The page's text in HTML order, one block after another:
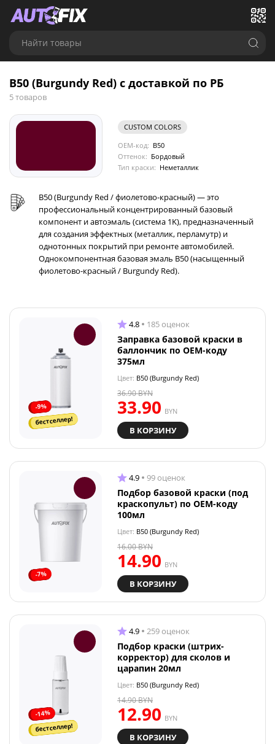
Найти товары
B50 (Burgundy Red) с доставкой по РБ
5 товаров
CUSTOM COLORS
OEM-код: B50
Оттенок: Бордовый
Тип краски: Неметаллик
B50 (Burgundy Red / фиолетово-красный) — это
профессиональный концентрированный базовый
компонент и автоэмаль (система 1K), предназначенный
для создания эффектных (металлик, перламутр) и
однотонных покрытий при ремонте автомобилей.
Однокомпонентная базовая эмаль B50 (насыщенный
фиолетово-красный / Burgundy Red).
-9%
бестселлер!
4.8 185 оценок
Заправка базовой краски в
баллончик по OEM-коду
375мл
Цвет: B50 (Burgundy Red)
33.90 BYN
36.90BYN
В КОРЗИНУ
-7%
4.9 99 оценок
Подбор базовой краски (под
краскопульт) по OEM-коду
100мл
Цвет: B50 (Burgundy Red)
14.90 BYN
16.00BYN
В КОРЗИНУ
-14%
бестселлер!
4.9 259 оценок
Подбор краски (штрих-
корректор) для сколов и
царапин 20мл
Цвет: B50 (Burgundy Red)
12.90 BYN
14.90BYN
В КОРЗИНУ